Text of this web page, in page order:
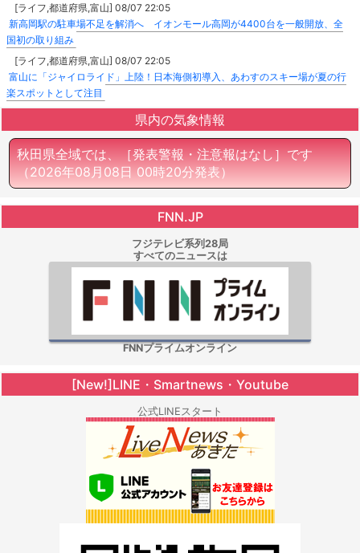
[ライフ,都道府県,富山] 08/07 22:05
新高岡駅の駐車場不足を解消へ イオンモール高岡が4400台を一般開放、全
国初の取り組み
[ライフ,都道府県,富山] 08/07 22:05
富山に「ジャイロライド」上陸！日本海側初導入、あわすのスキー場が夏の行
楽スポットとして注目
県内の気象情報
秋田県全域では、［発表警報・注意報はなし］です
（2026年08月08日 00時20分発表）
FNN.JP
フジテレビ系列28局
すべてのニュースは
FNNプライムオンライン
[New!]LINE・Smartnews・Youtube
公式LINEスタート